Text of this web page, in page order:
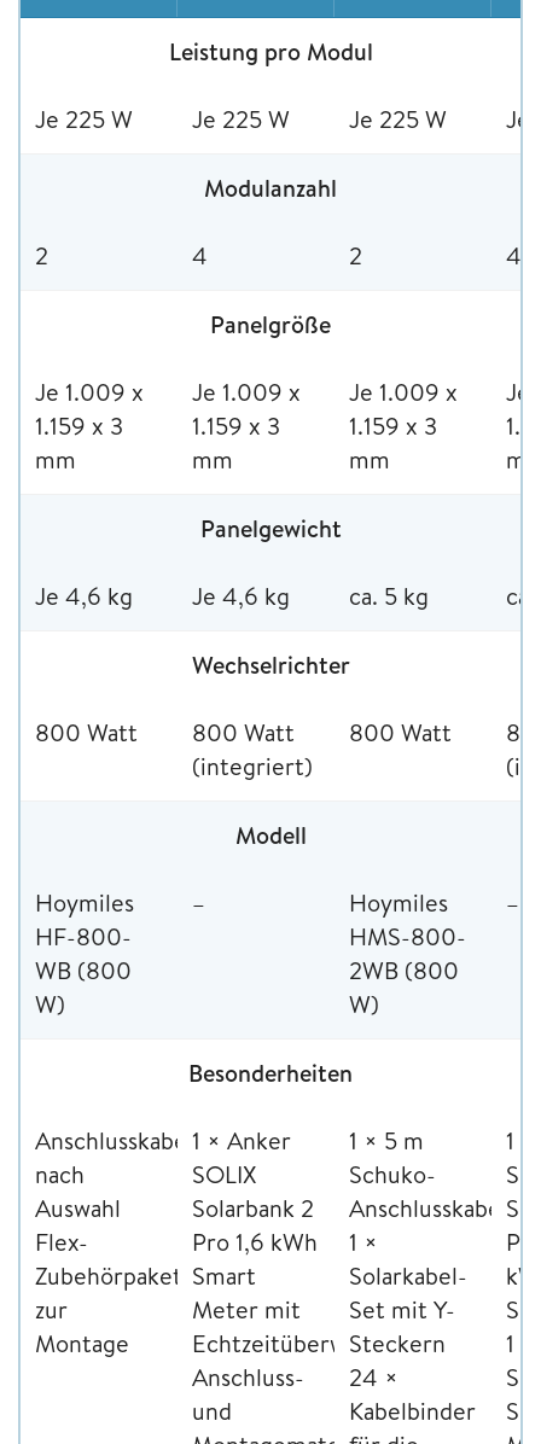
Leistung pro Modul
Je 225 W Je 225 W Je 225 W Je
Modulanzahl
2 4 2 4
Panelgröße
Je 1.009 x
1.159 x 3
mm
Je 1.009 x
1.159 x 3
mm
Je 1.009 x
1.159 x 3
mm
Je
Panelgewicht
Je 4,6 kg Je 4,6 kg ca. 5 kg
Wechselrichter
800 Watt
800 Watt
(integriert)
800 Watt
Modell
Hoymiles
HF-800-
WB (800
W)
–
Hoymiles
HMS-800-
2WB (800
W)
–
Besonderheiten
Anschlusskabel
nach
Auswahl
Flex-
Zubehörpaket
zur
Montage
1 × Anker
SOLIX
Solarbank 2
Pro 1,6 kWh
Smart
Meter mit
Echtzeitüberwachung
Anschluss-
und
1 × 5 m
Schuko-
Anschlusskabel
1 ×
Solarkabel-
Set mit Y-
Steckern
24 ×
Kabelbinder
1
1